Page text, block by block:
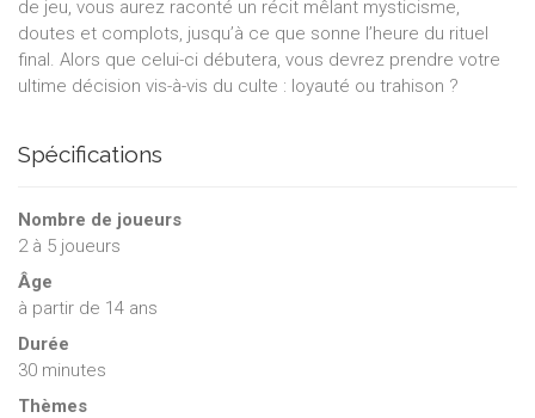
de jeu, vous aurez raconté un récit mêlant mysticisme,
doutes et complots, jusqu’à ce que sonne l’heure du rituel
final. Alors que celui-ci débutera, vous devrez prendre votre
ultime décision vis-à-vis du culte : loyauté ou trahison ?
Spécifications
Nombre de joueurs
2 à 5 joueurs
Âge
à partir de 14 ans
Durée
30 minutes
Thèmes